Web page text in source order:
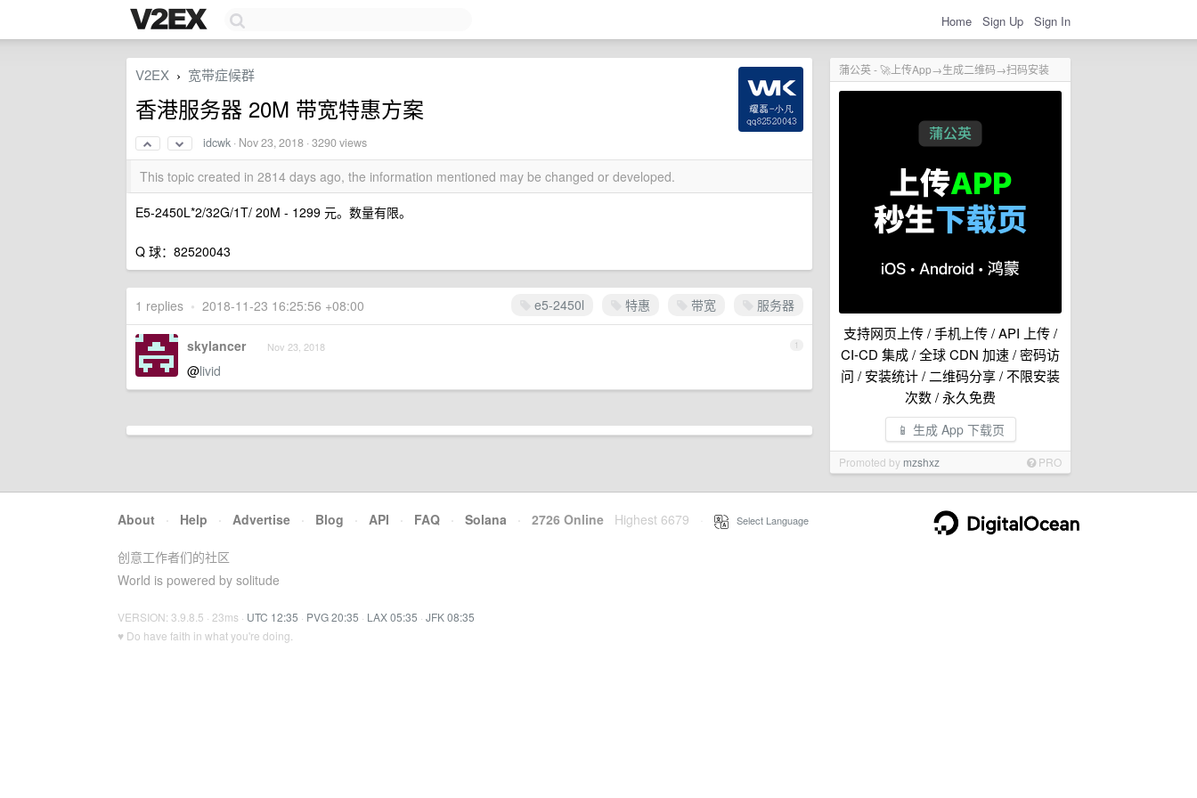
Home Sign Up Sign In
蒲公英 - 🚀上传App→生成二维码→扫码安装
支持网页上传 / 手机上传 / API 上传 /
CI-CD 集成 / 全球 CDN 加速 / 密码访
问 / 安装统计 / 二维码分享 / 不限安装
次数 / 永久免费
📱 生成 App 下载页
Promoted by mzshxz PRO
V2EX › 宽带症候群
香港服务器 20M 带宽特惠方案
idcwk · Nov 23, 2018 · 3290 views
This topic created in 2814 days ago, the information mentioned may be changed or developed.
E5-2450L*2/32G/1T/ 20M - 1299 元。数量有限。
Q 球：82520043
e5-2450l 特惠 带宽 服务器
1 replies • 2018-11-23 16:25:56 +08:00
1
skylancer Nov 23, 2018
@livid
About · Help · Advertise · Blog · API · FAQ · Solana · 2726 Online Highest 6679 Select Language
创意工作者们的社区
World is powered by solitude
VERSION: 3.9.8.5 · 23ms · UTC 12:35 · PVG 20:35 · LAX 05:35 · JFK 08:35
♥ Do have faith in what you're doing.